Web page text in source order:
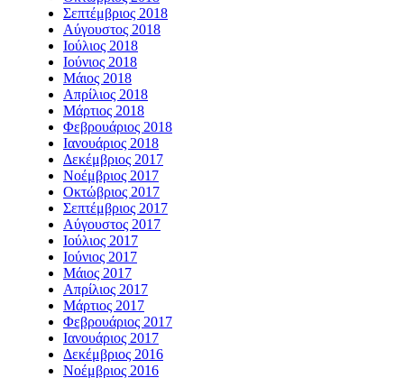
Σεπτέμβριος 2018
Αύγουστος 2018
Ιούλιος 2018
Ιούνιος 2018
Μάιος 2018
Απρίλιος 2018
Μάρτιος 2018
Φεβρουάριος 2018
Ιανουάριος 2018
Δεκέμβριος 2017
Νοέμβριος 2017
Οκτώβριος 2017
Σεπτέμβριος 2017
Αύγουστος 2017
Ιούλιος 2017
Ιούνιος 2017
Μάιος 2017
Απρίλιος 2017
Μάρτιος 2017
Φεβρουάριος 2017
Ιανουάριος 2017
Δεκέμβριος 2016
Νοέμβριος 2016